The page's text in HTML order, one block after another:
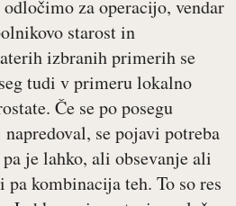
za operacijo, vendar
starost in
izbranih primerih se
tudi v primeru lokalno
Če se po posegu
se pojavi potreba
je lahko, ali obsevanje ali
kombinacija teh. To so res